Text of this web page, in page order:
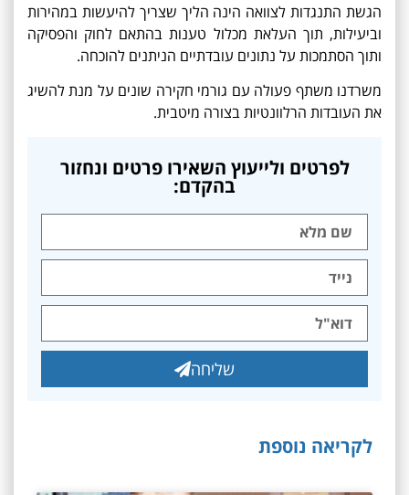
הגשת התנגדות לצוואה הינה הליך שצריך להיעשות במהירות
וביעילות, תוך העלאת מכלול טענות בהתאם לחוק והפסיקה
ותוך הסתמכות על נתונים עובדתיים הניתנים להוכחה.
משרדנו משתף פעולה עם גורמי חקירה שונים על מנת להשיג
את העובדות הרלוונטיות בצורה מיטבית.
לפרטים ולייעוץ השאירו פרטים ונחזור
בהקדם:
שליחה
לקריאה נוספת